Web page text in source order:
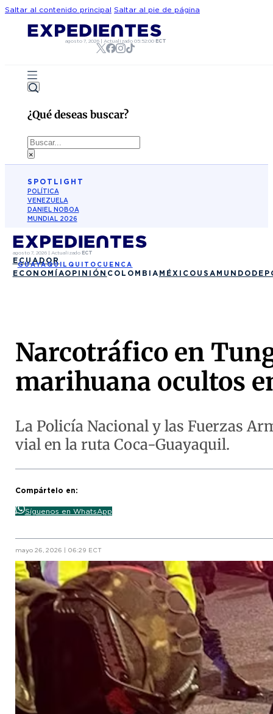
Saltar al contenido principal Saltar al pie de página
agosto 7, 2026 |Actualizado05:52:00 ECT
¿Qué deseas buscar?
Buscar
×
SPOTLIGHT
POLÍTICA
VENEZUELA
DANIEL NOBOA
MUNDIAL 2026
agosto 7, 2026| Actualizado ECT
ECUADOR
GUAYAQUIL QUITO CUENCA
ECONOMÍAOPINIÓN COLOMBIA MÉXICO USA MUNDO
Narcotráfico en
marihuana ocultos
La Policía Nacional y las Fuerzas
vial en la ruta Coca-Guayaquil.
Compártelo en:
Síguenos en WhatsApp
mayo 26, 2026 | 06:29 ECT